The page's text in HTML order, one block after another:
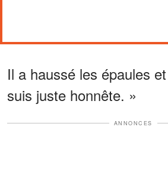
Il a haussé les épaules
suis juste honnête. »
ANNONCES